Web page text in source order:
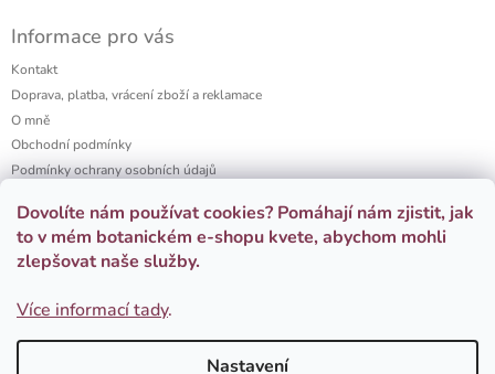
Dovolíte nám používat cookies? Pomáhají nám zjistit, jak
to v mém botanickém e-shopu kvete, abychom mohli
zlepšovat naše služby.
Více informací tady.
Nastavení
Informace pro vás
Kontakt
Doprava, platba, vrácení zboží a reklamace
O mně
Obchodní podmínky
Podmínky ochrany osobních údajů
Firemní dárky